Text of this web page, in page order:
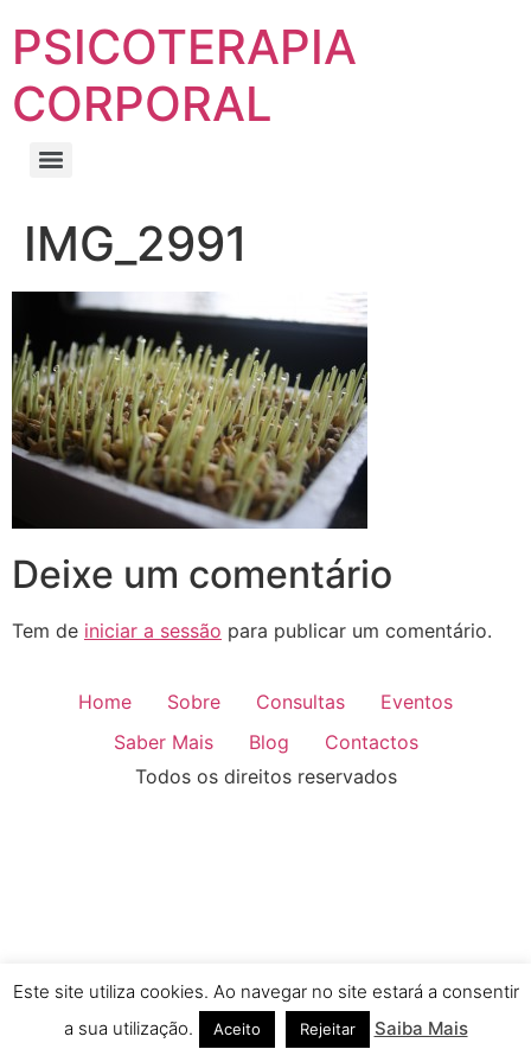
PSICOTERAPIA
CORPORAL
IMG_2991
Deixe um comentário
Tem de iniciar a sessão para publicar um comentário.
Home Sobre Consultas
Eventos
Saber Mais
Blog
Contactos
Todos os direitos reservados
Este site utiliza cookies. Ao navegar no site estará a consentir
a sua utilização.
Aceito Rejeitar Saiba Mais